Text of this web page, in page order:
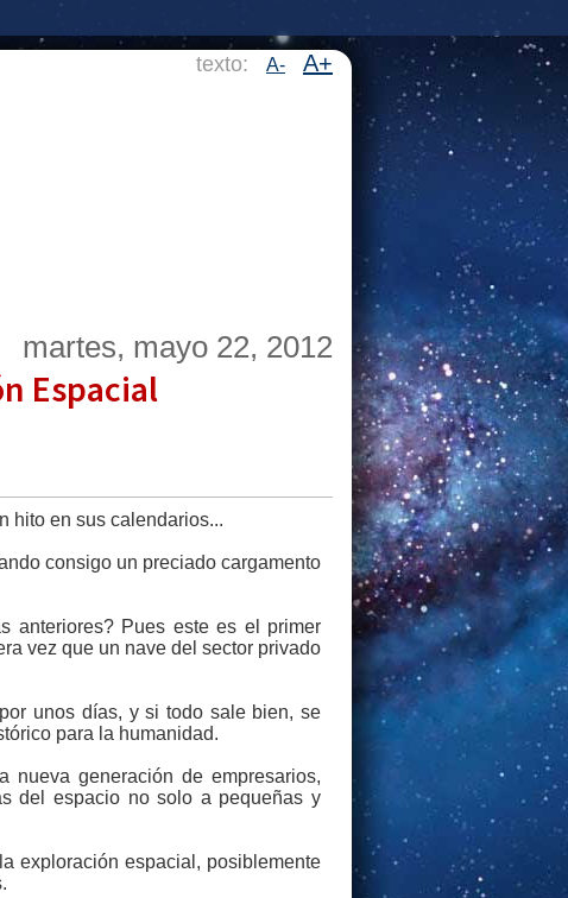
texto: A- A+
martes, mayo 22, 2012
Espacial
hito en sus calendarios...
consigo un preciado cargamento
anteriores? Pues este es el primer
vez que un nave del sector privado
unos días, y si todo sale bien, se
para la humanidad.
generación de empresarios,
del espacio no solo a pequeñas y
exploración espacial, posiblemente